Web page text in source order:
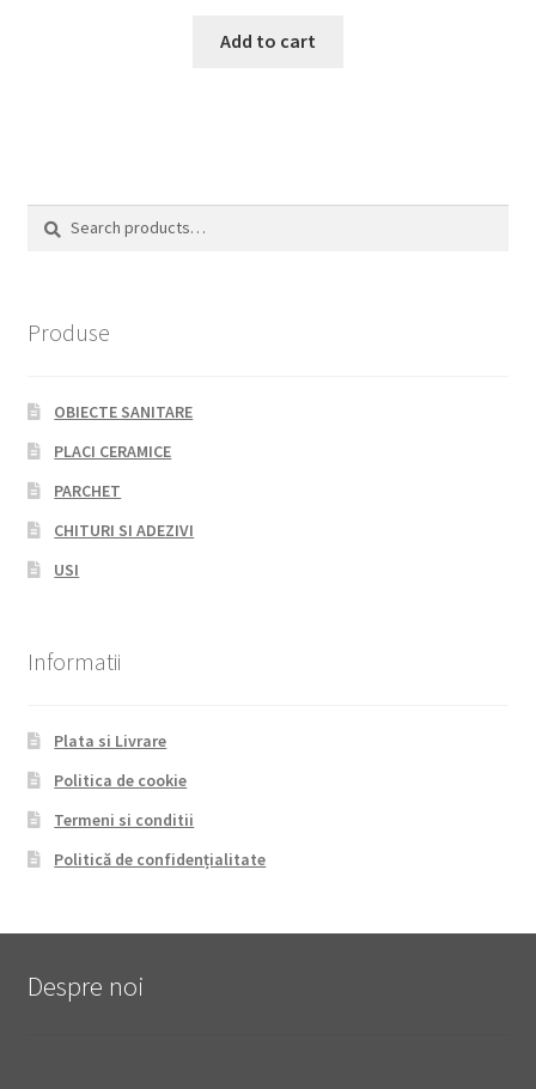
Add to cart
Search
Search
Produse
OBIECTE SANITARE
PLACI CERAMICE
PARCHET
CHITURI SI ADEZIVI
USI
Informatii
Plata si Livrare
Politica de cookie
Termeni si conditii
Politică de confidențialitate
Despre noi